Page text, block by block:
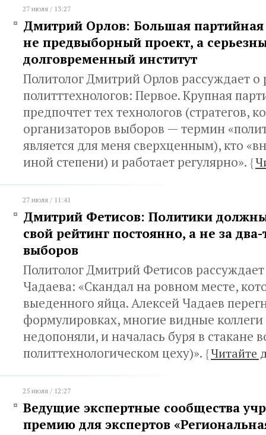
27 июля / 13:27
Дмитрий Орлов: Большая
не предвыборный проект, а
долговременный институт
Политолог Дмитрий Орлов рассуждает о
политттехнологов: Первое. Крупная
предпочтет тех технологов (стратегов,
организаторов выборов — термин
является для меня сверхценным), кто
иной степени) и работает регулярно». {
27 июля / 11:41
Дмитрий Фетисов: Политики
свой рейтинг постоянно, а не за
выборов
Политолог Дмитрий Фетисов рассуждает
Чадаева: «Скандал на ровном месте,
выеденного яйца. Алексей Чадаев
формулировках, многие видные коллеги
недопоняли, и началась буря в стакане
политтехнологическом цеху)». {Читайте
25 июля / 12:27
Ведущие экспертные сообщества
премию для экспертов